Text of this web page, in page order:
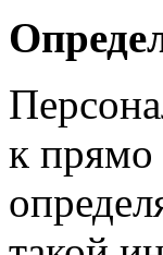
к прямо